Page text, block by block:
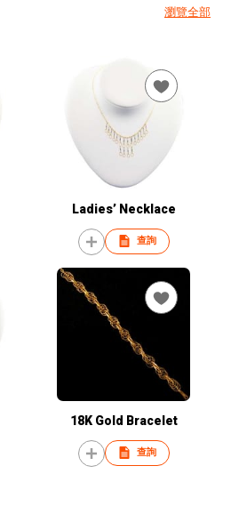
瀏覽全部
Ladies’ Necklace
查詢
18K Gold Bracelet
查詢